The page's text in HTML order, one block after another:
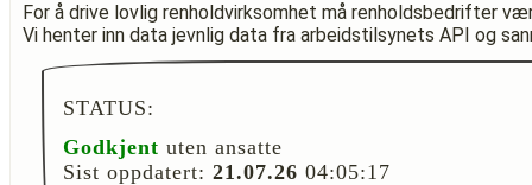
For å drive lovlig renholdvirksomhet må renholdsbedrifter
Vi henter inn data jevnlig data fra arbeidstilsynets API og
STATUS:
Godkjent uten ansatte
Sist oppdatert: 21.07.26 04:05:17